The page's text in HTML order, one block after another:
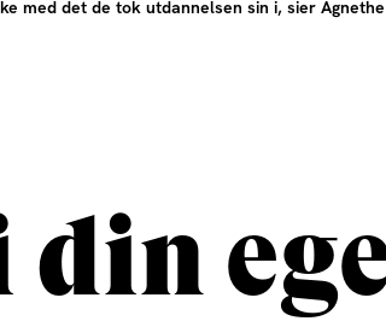
din
med det de tok utdannelsen sin i, sier